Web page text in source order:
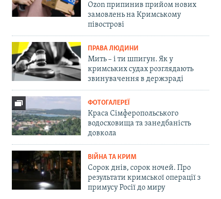
Ozon припинив прийом нових
замовлень на Кримському
півострові
ПРАВА ЛЮДИНИ
Мить – і ти шпигун. Як у
кримських судах розглядають
звинувачення в держзраді
ФОТОГАЛЕРЕЇ
Краса Сімферопольського
водосховища та занедбаність
довкола
ВІЙНА ТА КРИМ
Сорок днів, сорок ночей. Про
результати кримської операції з
примусу Росії до миру